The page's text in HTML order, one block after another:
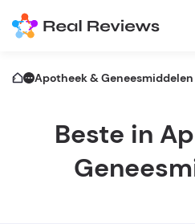
Apotheek & Geneesmiddelen
Beste in